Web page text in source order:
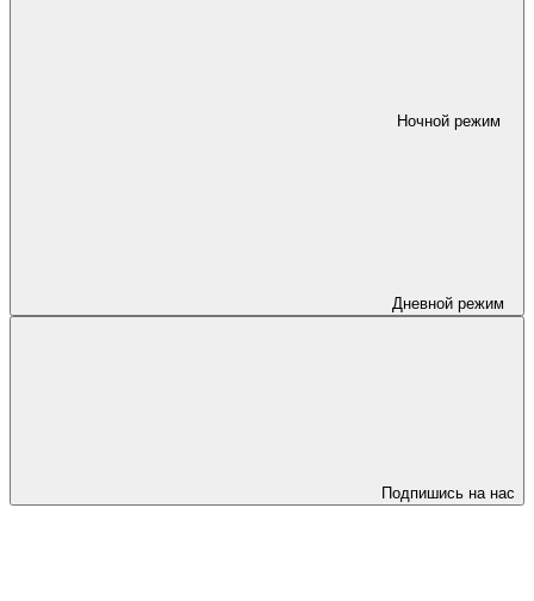
Ночной режим
Дневной режим
Подпишись на нас